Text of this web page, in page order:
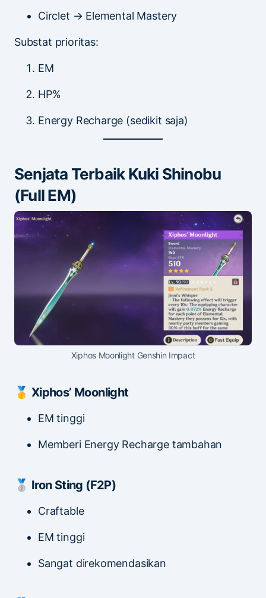
Circlet → Elemental Mastery
Substat prioritas:
EM
HP%
Energy Recharge (sedikit saja)
Senjata Terbaik Kuki Shinobu
(Full EM)
Xiphos Moonlight Genshin Impact
🥇 Xiphos’ Moonlight
EM tinggi
Memberi Energy Recharge tambahan
🥈 Iron Sting (F2P)
Craftable
EM tinggi
Sangat direkomendasikan